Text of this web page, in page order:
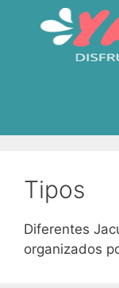
contenido
Tipos
Diferentes
organizados